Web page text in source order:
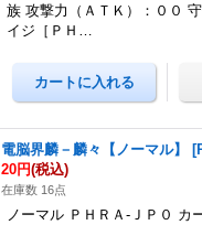
族 攻撃力（ＡＴＫ）：００
イジ［ＰＨ…
電脳界麟－麟々【ノーマル】 [
20円(税込)
在庫数 16点
ノーマル ＰＨＲＡ-ＪＰ０ カ